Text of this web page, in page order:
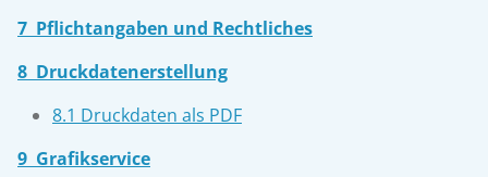
7 Pflichtangaben und Rechtliches
8 Druckdatenerstellung
8.1 Druckdaten als PDF
9 Grafikservice